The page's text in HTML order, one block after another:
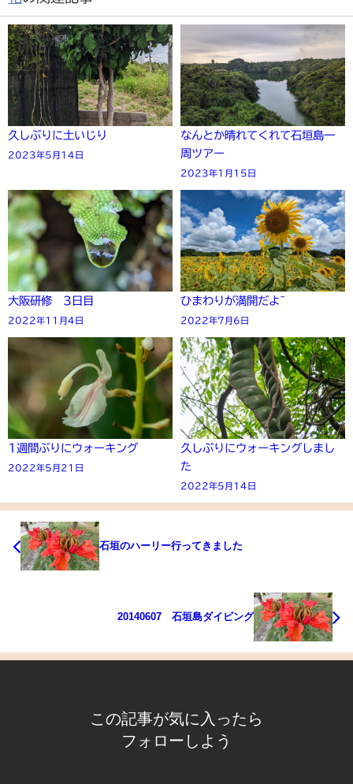
久しぶりに土いじり
2023年5月14日
なんとか晴れてくれて石垣島一
周ツアー
2023年1月15日
大阪研修 3日目
2022年11月4日
ひまわりが満開だよ~
2022年7月6日
1週間ぶりにウォーキング
2022年5月21日
久しぶりにウォーキングしまし
た
2022年5月14日
石垣のハーリー行ってきました
20140607 石垣島ダイビング
この記事が気に入ったら
フォローしよう